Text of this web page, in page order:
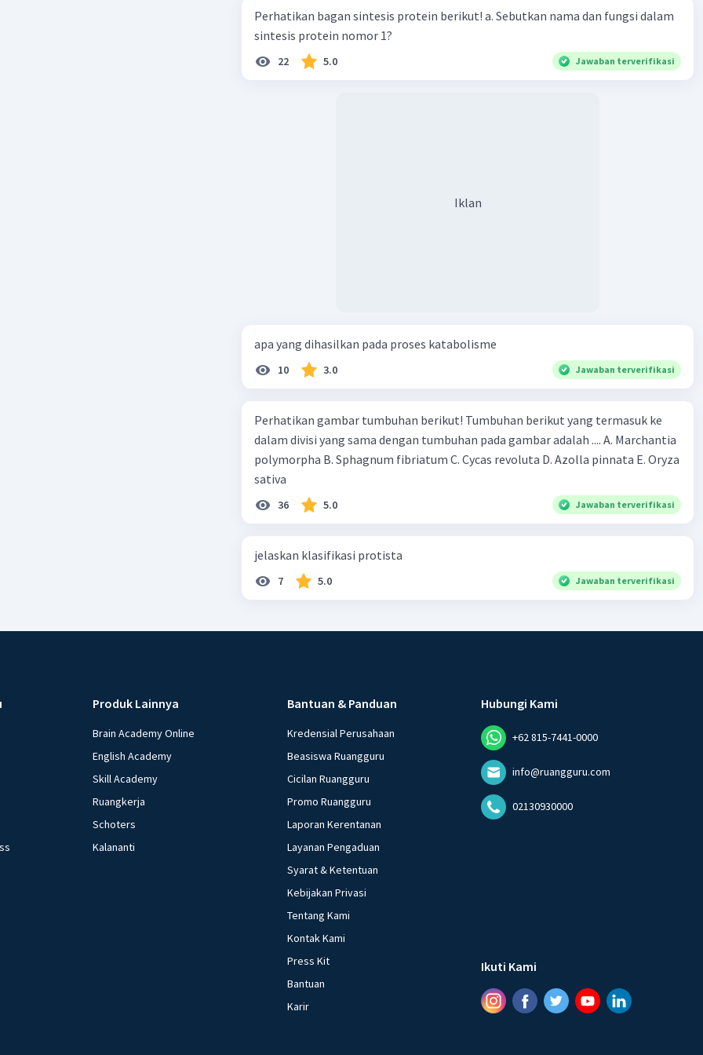
Perhatikan bagan sintesis protein berikut! a. Sebutkan nama dan fungsi dalam
sintesis protein nomor 1?
22 5.0 Jawaban terverifikasi
Iklan
apa yang dihasilkan pada proses katabolisme
10 3.0 Jawaban terverifikasi
Perhatikan gambar tumbuhan berikut! Tumbuhan berikut yang termasuk ke
dalam divisi yang sama dengan tumbuhan pada gambar adalah .... A. Marchantia
polymorpha B. Sphagnum fibriatum C. Cycas revoluta D. Azolla pinnata E. Oryza
sativa
36 5.0 Jawaban terverifikasi
jelaskan klasifikasi protista
7 5.0 Jawaban terverifikasi
Produk Lainnya
Brain Academy Online
English Academy
Skill Academy
Ruangkerja
Schoters
Kalananti
Bantuan & Panduan
Kredensial Perusahaan
Beasiswa Ruangguru
Cicilan Ruangguru
Promo Ruangguru
Laporan Kerentanan
Layanan Pengaduan
Syarat & Ketentuan
Kebijakan Privasi
Tentang Kami
Kontak Kami
Press Kit
Bantuan
Karir
Hubungi Kami
+62 815-7441-0000
info@ruangguru.com
02130930000
Ikuti Kami